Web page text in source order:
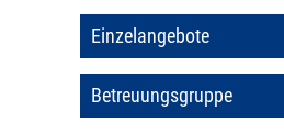
Einzelangebote
Betreuungsgruppe